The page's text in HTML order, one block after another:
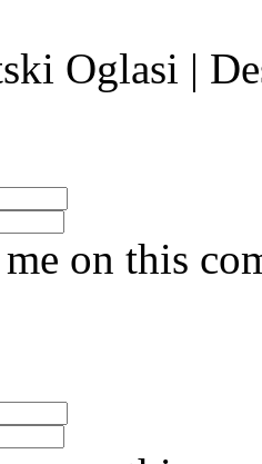
Oglasi |
me on this